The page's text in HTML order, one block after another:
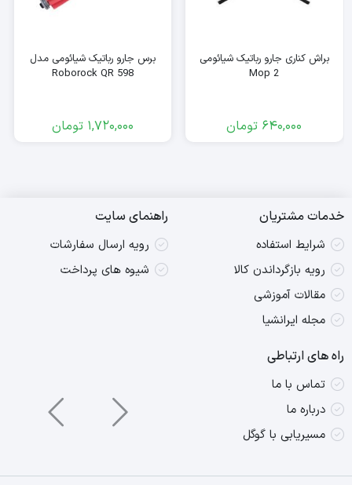
براش کناری جارو رباتیک شیائومی
Mop 2
640,000 تومان
برس جارو رباتیک شیائومی مدل
Roborock QR 598
1,720,000 تومان
خدمات مشتریان
شرایط استفاده
رویه بازگرداندن کالا
مقالات آموزشی
مجله ایرانشیا
راهنمای سایت
رویه ارسال سفارشات
شیوه های پرداخت
راه های ارتباطی
تماس با ما
درباره ما
مسیریابی با گوگل